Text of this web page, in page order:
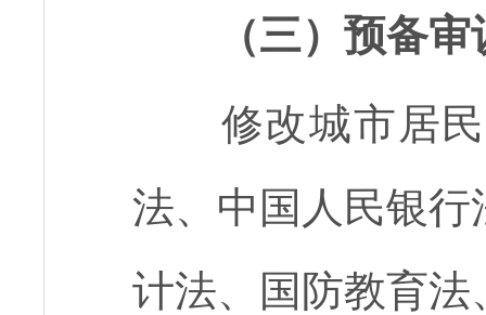
（三）预备
修改城市居
法、中国人民银
计法、国防教育